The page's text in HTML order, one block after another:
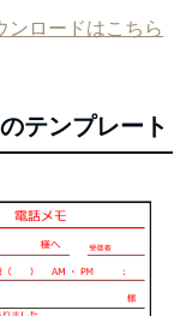
ンロードはこちら
テンプレート